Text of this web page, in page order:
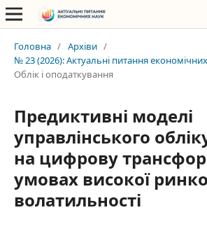
Головна / Архіви /
№ 23 (2026): Актуальні питання
Облік і оподаткування
Предиктивні моделі
управлінського
на цифрову
умовах високої
волатильності